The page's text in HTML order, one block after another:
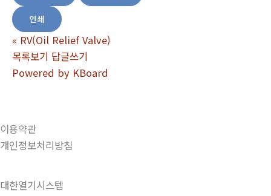
인쇄
« RV(Oil Relief Valve)
목록보기 답글쓰기
Powered by KBoard
이용약관
개인정보처리방침
대한열기시스템